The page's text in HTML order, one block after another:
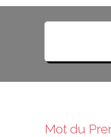
Mot du